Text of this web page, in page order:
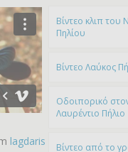
lagdaris
Bίντεο κλιπ του
Πηλίου
Βίντεο Λαύκος
Οδοιπορικό
Λαυρέντιο Πήλιο
Βίντεο από το